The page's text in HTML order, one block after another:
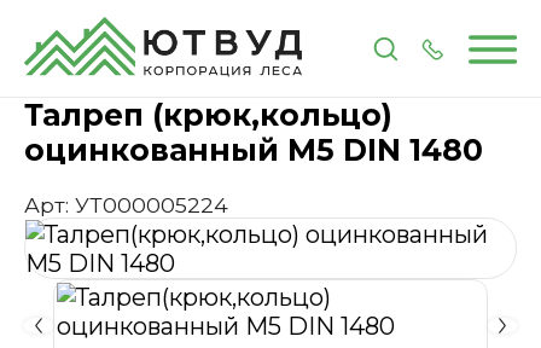
ГлавнаяКаталогМетизы и крепеж
Талреп (крюк,кольцо)
оцинкованный М5 DIN 1480
Арт: УТ000005224